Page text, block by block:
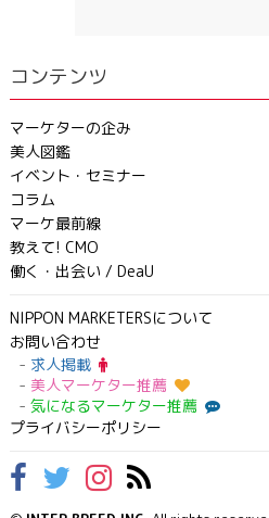
コンテンツ
マーケターの企み
美人図鑑
イベント・セミナー
コラム
マーケ最前線
教えて! CMO
働く・出会い / DeaU
NIPPON MARKETERSについて
お問い合わせ
求人掲載
美人マーケター推薦
気になるマーケター推薦
プライバシーポリシー